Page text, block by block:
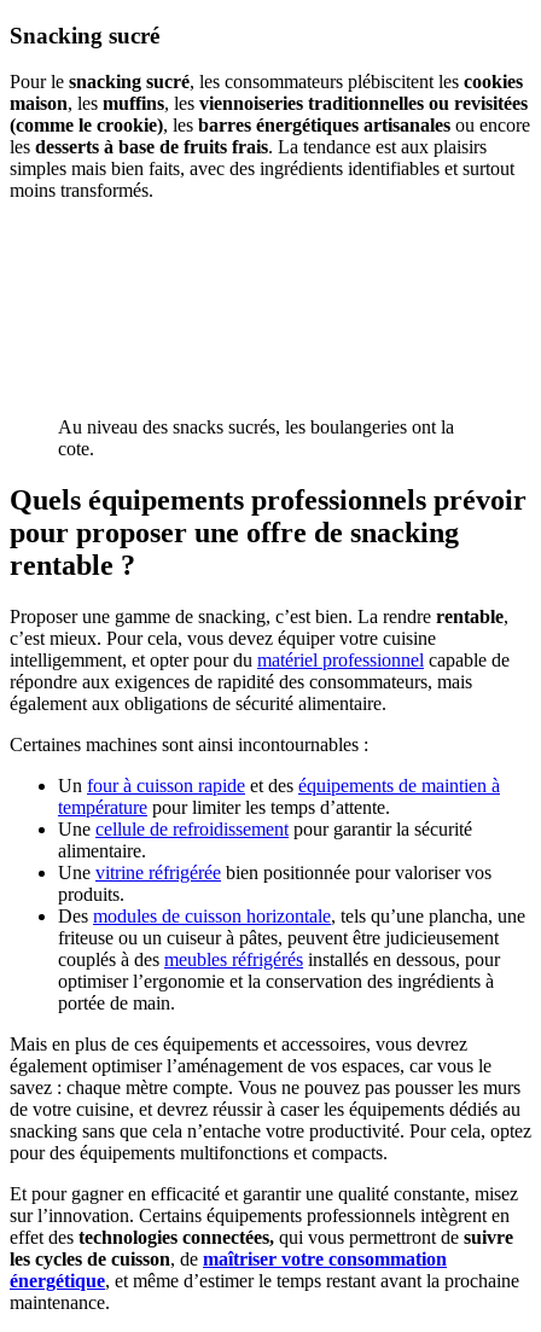
Snacking sucré
Pour le snacking sucré, les consommateurs plébiscitent les cookies
maison, les muffins, les viennoiseries traditionnelles ou revisitées
(comme le crookie), les barres énergétiques artisanales ou encore
les desserts à base de fruits frais. La tendance est aux plaisirs
simples mais bien faits, avec des ingrédients identifiables et surtout
moins transformés.
Au niveau des snacks sucrés, les boulangeries ont la
cote.
Quels équipements professionnels prévoir
pour proposer une offre de snacking
rentable ?
Proposer une gamme de snacking, c’est bien. La rendre rentable,
c’est mieux. Pour cela, vous devez équiper votre cuisine
intelligemment, et opter pour du matériel professionnel capable de
répondre aux exigences de rapidité des consommateurs, mais
également aux obligations de sécurité alimentaire.
Certaines machines sont ainsi incontournables :
Un four à cuisson rapide et des équipements de maintien à
température pour limiter les temps d’attente.
Une cellule de refroidissement pour garantir la sécurité
alimentaire.
Une vitrine réfrigérée bien positionnée pour valoriser vos
produits.
Des modules de cuisson horizontale, tels qu’une plancha, une
friteuse ou un cuiseur à pâtes, peuvent être judicieusement
couplés à des meubles réfrigérés installés en dessous, pour
optimiser l’ergonomie et la conservation des ingrédients à
portée de main.
Mais en plus de ces équipements et accessoires, vous devrez
également optimiser l’aménagement de vos espaces, car vous le
savez : chaque mètre compte. Vous ne pouvez pas pousser les murs
de votre cuisine, et devrez réussir à caser les équipements dédiés au
snacking sans que cela n’entache votre productivité. Pour cela, optez
pour des équipements multifonctions et compacts.
Et pour gagner en efficacité et garantir une qualité constante, misez
sur l’innovation. Certains équipements professionnels intègrent en
effet des technologies connectées, qui vous permettront de suivre
les cycles de cuisson, de maîtriser votre consommation
énergétique, et même d’estimer le temps restant avant la prochaine
maintenance.